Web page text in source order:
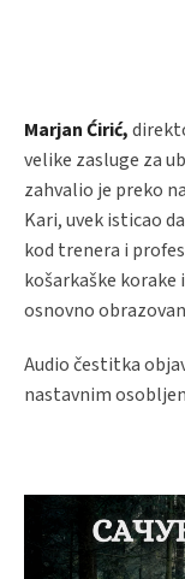
Marjan Ćirić,
velike zasluge za
zahvalio je preko
Kari, uvek isticao
kod trenera i
košarkaške korake
osnovno
Audio čestitka
nastavnim